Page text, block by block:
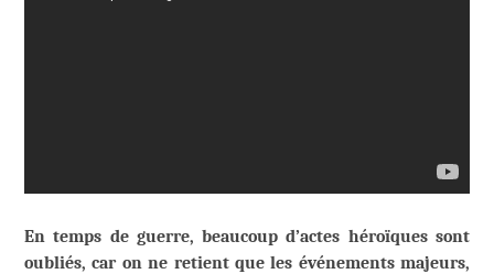
En temps de guerre, beaucoup d’actes héroïques sont
oubliés, car on ne retient que les événements majeurs,